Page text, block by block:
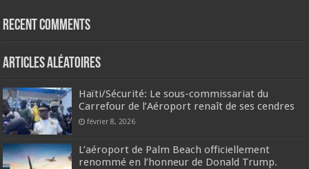
Recent Comments
Articles aléatoires
Haïti/Sécurité: Le sous-commissariat du
Carrefour de l’Aéroport renaît de ses cendres
février 8, 2026
L’aéroport de Palm Beach officiellement
renommé en l’honneur de Donald Trump.